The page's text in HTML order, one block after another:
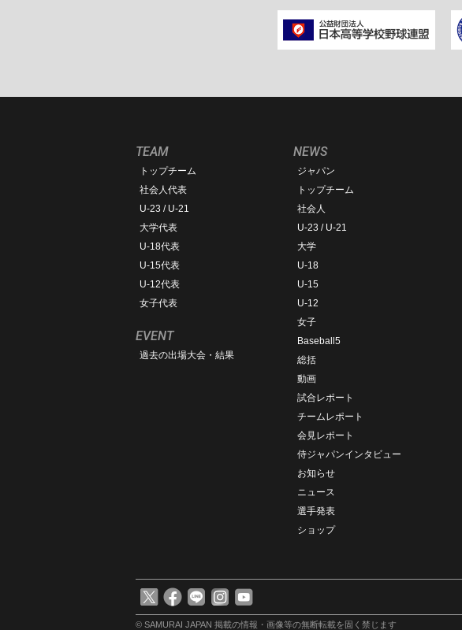
TEAM
トップチーム
社会人代表
U-23 / U-21
大学代表
U-18代表
U-15代表
U-12代表
女子代表
EVENT
過去の出場大会・結果
NEWS
ジャパン
トップチーム
社会人
U-23 / U-21
大学
U-18
U-15
U-12
女子
Baseball5
総括
動画
試合レポート
チームレポート
会見レポート
侍ジャパンインタビュー
お知らせ
ニュース
選手発表
ショップ
© SAMURAI JAPAN 掲載の情報・画像等の無断転載を固く禁じます